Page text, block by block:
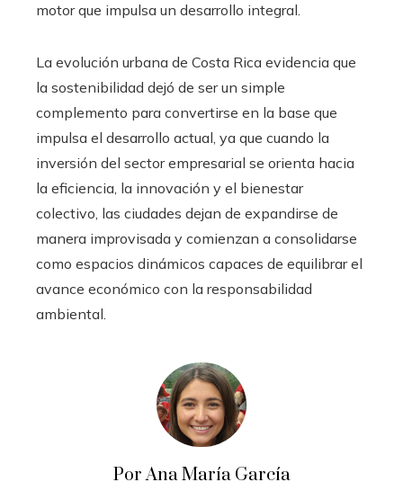
motor que impulsa un desarrollo integral.
La evolución urbana de Costa Rica evidencia que
la sostenibilidad dejó de ser un simple
complemento para convertirse en la base que
impulsa el desarrollo actual, ya que cuando la
inversión del sector empresarial se orienta hacia
la eficiencia, la innovación y el bienestar
colectivo, las ciudades dejan de expandirse de
manera improvisada y comienzan a consolidarse
como espacios dinámicos capaces de equilibrar el
avance económico con la responsabilidad
ambiental.
Por Ana María García